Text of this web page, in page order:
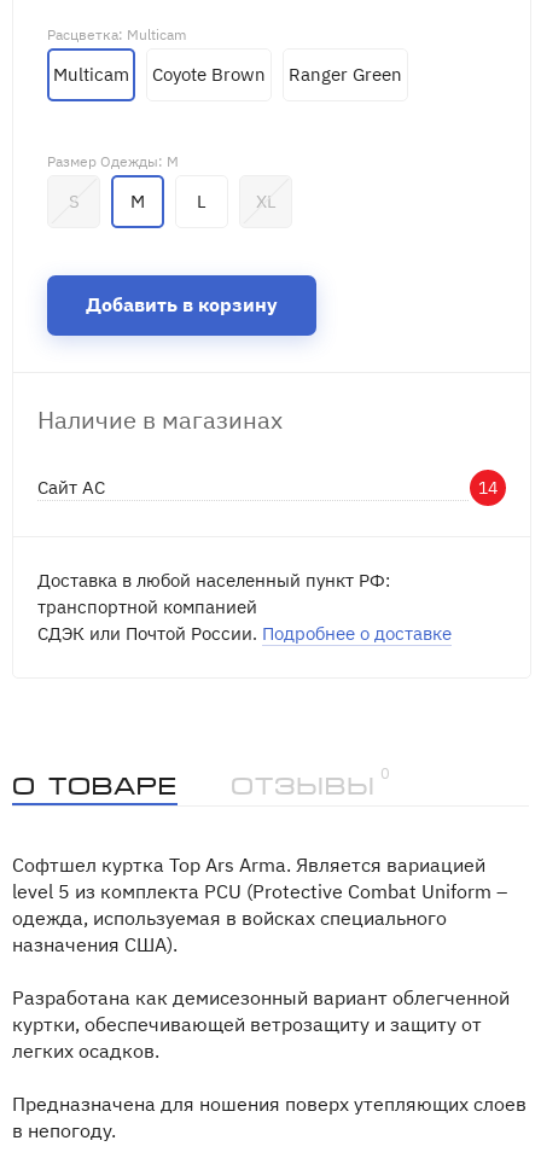
Расцветка: Multicam
Multicam Coyote Brown Ranger Green
Размер Одежды: M
S M L XL
Добавить в корзину
Наличие в магазинах
Сайт АС 14
Доставка в любой населенный пункт РФ:
транспортной компанией
СДЭК или Почтой России. Подробнее о доставке
О товаре Отзывы
0
Софтшел куртка Тор Ars Arma. Является вариацией
level 5 из комплекта PCU (Protective Combat Uniform –
одежда, используемая в войсках специального
назначения США).
Разработана как демисезонный вариант облегченной
куртки, обеспечивающей ветрозащиту и защиту от
легких осадков.
Предназначена для ношения поверх утепляющих слоев
в непогоду.